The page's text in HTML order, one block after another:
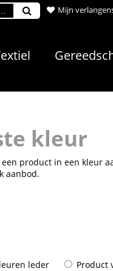
Mijn
kleur
product in een kleur
aanbod.
leder
Product